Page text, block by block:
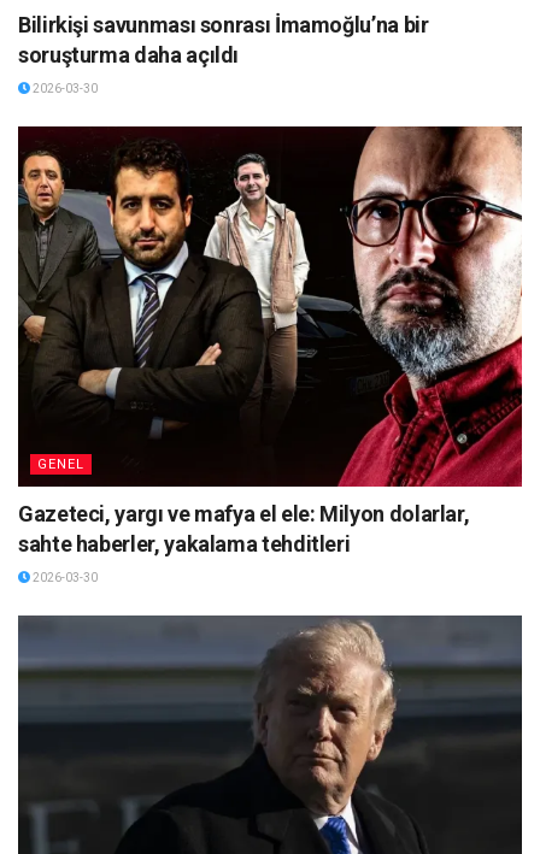
Bilirkişi savunması sonrası İmamoğlu’na bir
soruşturma daha açıldı
2026-03-30
GENEL
Gazeteci, yargı ve mafya el ele: Milyon dolarlar,
sahte haberler, yakalama tehditleri
2026-03-30